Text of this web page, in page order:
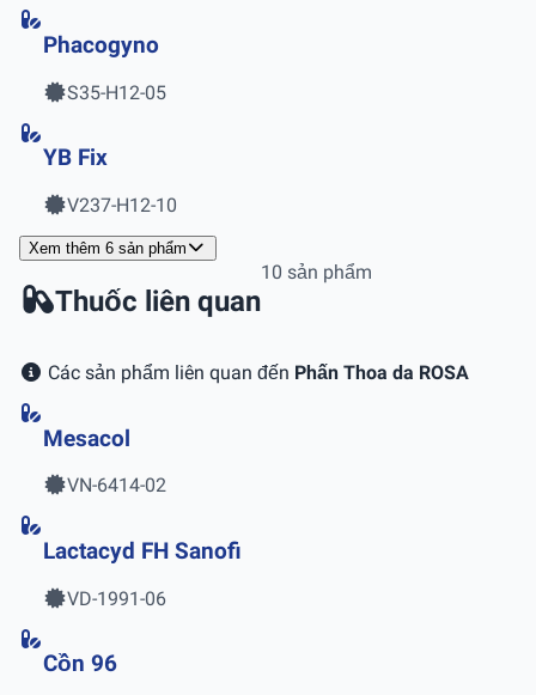
Phacogyno
S35-H12-05
YB Fix
V237-H12-10
Xem thêm 6 sản phẩm
Thuốc liên quan
10 sản phẩm
Các sản phẩm liên quan đến Phấn Thoa da ROSA
Mesacol
VN-6414-02
Lactacyd FH Sanofi
VD-1991-06
Cồn 96